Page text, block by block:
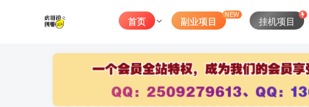
首页 副业项目
NEW
挂机项目